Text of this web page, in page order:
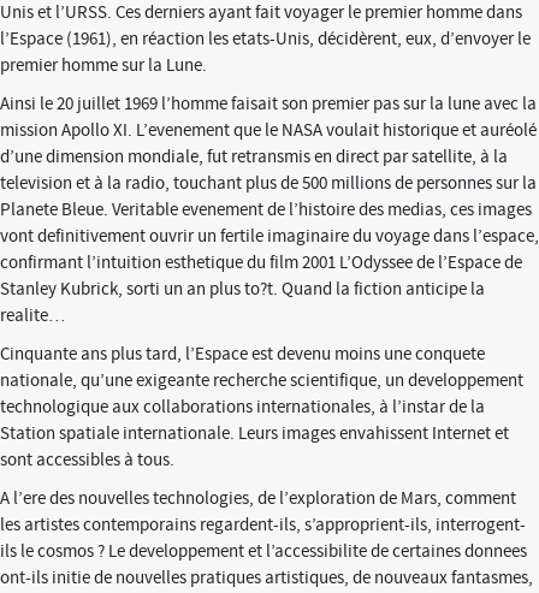
Unis et l’URSS. Ces derniers ayant fait voyager le premier homme dans
l’Espace (1961), en réaction les etats-Unis, décidèrent, eux, d’envoyer le
premier homme sur la Lune.
Ainsi le 20 juillet 1969 l’homme faisait son premier pas sur la lune avec la
mission Apollo XI. L’evenement que le NASA voulait historique et auréolé
d’une dimension mondiale, fut retransmis en direct par satellite, à la
television et à la radio, touchant plus de 500 millions de personnes sur la
Planete Bleue. Veritable evenement de l’histoire des medias, ces images
vont definitivement ouvrir un fertile imaginaire du voyage dans l’espace,
confirmant l’intuition esthetique du film 2001 L’Odyssee de l’Espace de
Stanley Kubrick, sorti un an plus to?t. Quand la fiction anticipe la
realite…
Cinquante ans plus tard, l’Espace est devenu moins une conquete
nationale, qu’une exigeante recherche scientifique, un developpement
technologique aux collaborations internationales, à l’instar de la
Station spatiale internationale. Leurs images envahissent Internet et
sont accessibles à tous.
A l’ere des nouvelles technologies, de l’exploration de Mars, comment
les artistes contemporains regardent-ils, s’approprient-ils, interrogent-
ils le cosmos ? Le developpement et l’accessibilite de certaines donnees
ont-ils initie de nouvelles pratiques artistiques, de nouveaux fantasmes,